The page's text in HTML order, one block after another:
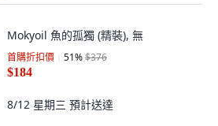
Mokyoil 魚的孤獨 (精裝), 無
首購折扣價 51%$376
$184
8/12 星期三 預計送達